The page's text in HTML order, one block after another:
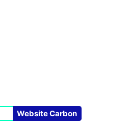
Website Carbon